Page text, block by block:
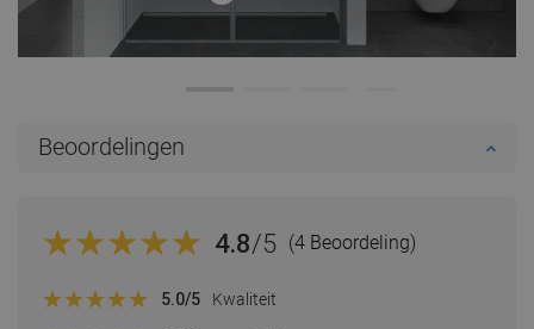
Beoordelingen
4.8/5 (4 Beoordeling)
5.0/5 Kwaliteit